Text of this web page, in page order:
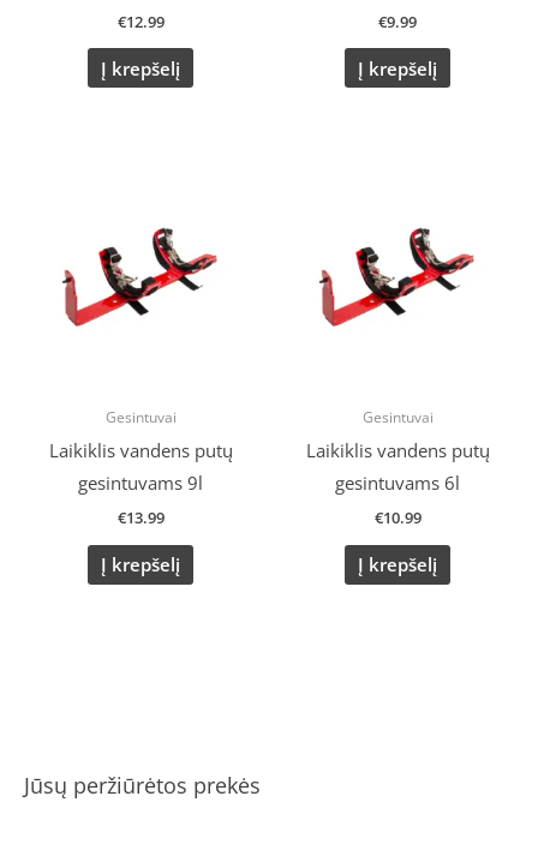
Jūsų peržiūrėtos prekės
€12.99
Į krepšelį
€9.99
Į krepšelį
Gesintuvai
Laikiklis vandens putų
gesintuvams 9l
€13.99
Į krepšelį
Gesintuvai
Laikiklis vandens putų
gesintuvams 6l
€10.99
Į krepšelį